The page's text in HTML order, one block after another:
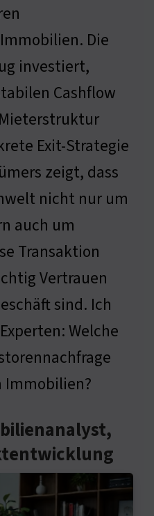
Die
investiert,
Cashflow
Exit-Strategie
zeigt, dass
nicht nur um
auch um
Transaktion
Vertrauen
sind. Ich
Welche
Immobilien?